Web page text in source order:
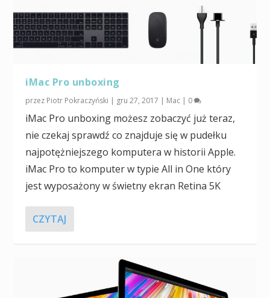
iMac Pro unboxing
przez Piotr Pokraczyński | gru 27, 2017 | Mac | 0
iMac Pro unboxing możesz zobaczyć już teraz,
nie czekaj sprawdź co znajduje się w pudełku
najpotężniejszego komputera w historii Apple.
iMac Pro to komputer w typie All in One który
jest wyposażony w świetny ekran Retina 5K
CZYTAJ